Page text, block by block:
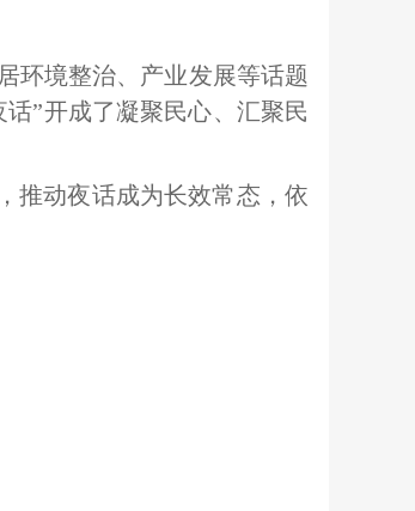
环境整治、产业发展等话题
”开成了凝聚民心、汇聚民
推动夜话成为长效常态，依